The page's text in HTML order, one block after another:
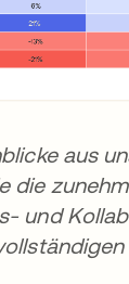
aus
die
und